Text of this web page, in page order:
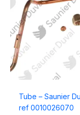
Tube – Saunier
ref 0010026070